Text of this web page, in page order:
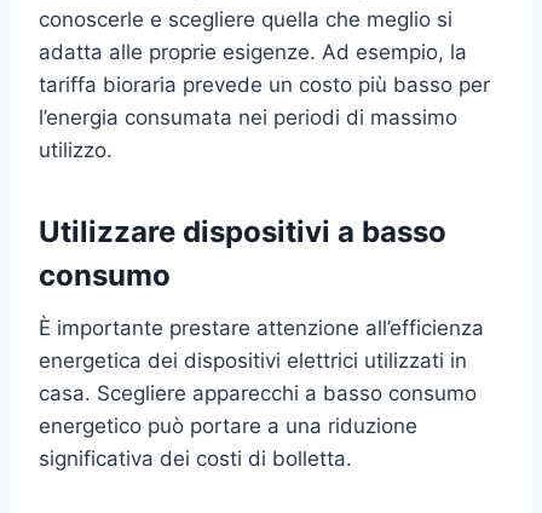
conoscerle e scegliere quella che meglio si
adatta alle proprie esigenze. Ad esempio, la
tariffa bioraria prevede un costo più basso per
l’energia consumata nei periodi di massimo
utilizzo.
Utilizzare dispositivi a basso
consumo
È importante prestare attenzione all’efficienza
energetica dei dispositivi elettrici utilizzati in
casa. Scegliere apparecchi a basso consumo
energetico può portare a una riduzione
significativa dei costi di bolletta.